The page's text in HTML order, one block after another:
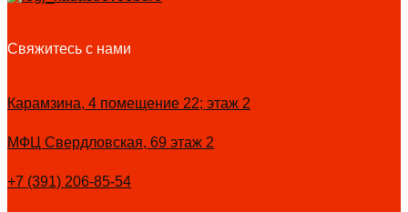
Свяжитесь с нами
Карамзина, 4 помещение 22; этаж 2
МФЦ Свердловская, 69 этаж 2
+7 (391) 206-85-54